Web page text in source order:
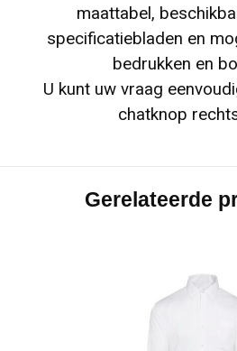
maattabel,
specificatiebladen en
bedrukken en
U kunt uw vraag
chatknop
Gerelateerde